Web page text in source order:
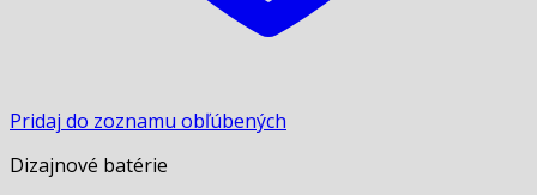
Pridaj do zoznamu obľúbených
Dizajnové batérie